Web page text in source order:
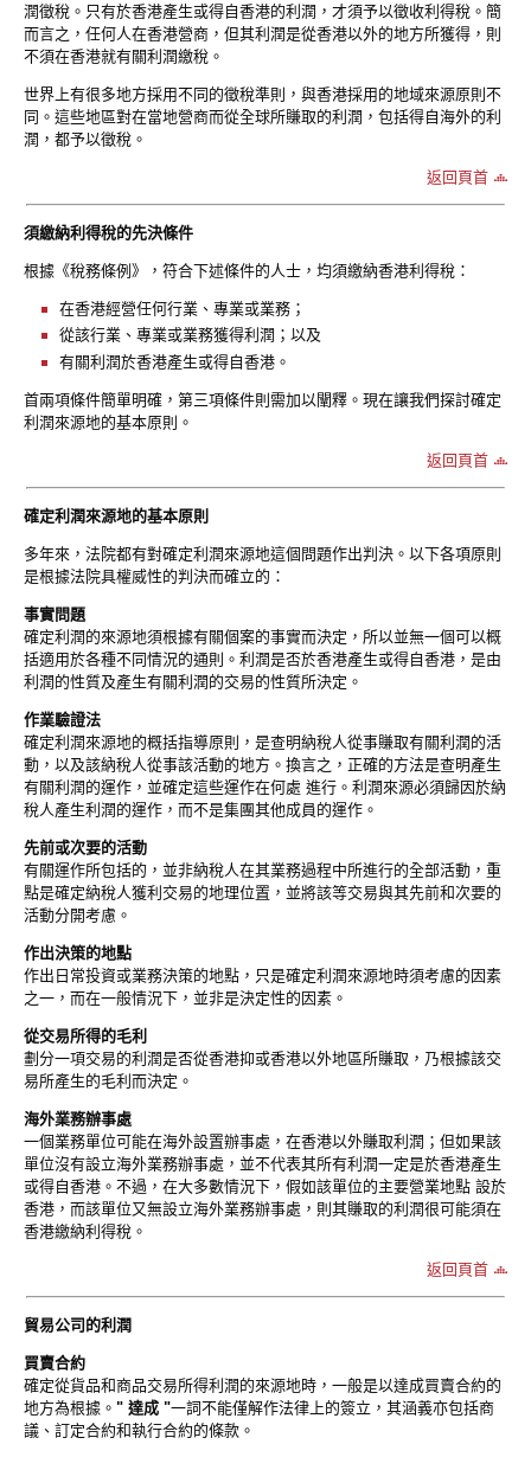
潤徵稅。只有於香港產生或得自香港的利潤，才須予以徵收利得稅。簡
而言之，任何人在香港營商，但其利潤是從香港以外的地方所獲得，則
不須在香港就有關利潤繳稅。
世界上有很多地方採用不同的徵稅準則，與香港採用的地域來源原則不
同。這些地區對在當地營商而從全球所賺取的利潤，包括得自海外的利
潤，都予以徵稅。
返回頁首
須繳納利得稅的先決條件
根據《稅務條例》，符合下述條件的人士，均須繳納香港利得稅：
在香港經營任何行業、專業或業務；
從該行業、專業或業務獲得利潤；以及
有關利潤於香港產生或得自香港。
首兩項條件簡單明確，第三項條件則需加以闡釋。現在讓我們探討確定
利潤來源地的基本原則。
返回頁首
確定利潤來源地的基本原則
多年來，法院都有對確定利潤來源地這個問題作出判決。以下各項原則
是根據法院具權威性的判決而確立的：
事實問題
確定利潤的來源地須根據有關個案的事實而決定，所以並無一個可以概
括適用於各種不同情況的通則。利潤是否於香港產生或得自香港，是由
利潤的性質及產生有關利潤的交易的性質所決定。
作業驗證法
確定利潤來源地的概括指導原則，是查明納稅人從事賺取有關利潤的活
動，以及該納稅人從事該活動的地方。換言之，正確的方法是查明產生
有關利潤的運作，並確定這些運作在何處 進行。利潤來源必須歸因於納
稅人產生利潤的運作，而不是集團其他成員的運作。
先前或次要的活動
有關運作所包括的，並非納稅人在其業務過程中所進行的全部活動，重
點是確定納稅人獲利交易的地理位置，並將該等交易與其先前和次要的
活動分開考慮。
作出決策的地點
作出日常投資或業務決策的地點，只是確定利潤來源地時須考慮的因素
之一，而在一般情況下，並非是決定性的因素。
從交易所得的毛利
劃分一項交易的利潤是否從香港抑或香港以外地區所賺取，乃根據該交
易所產生的毛利而決定。
海外業務辦事處
一個業務單位可能在海外設置辦事處，在香港以外賺取利潤；但如果該
單位沒有設立海外業務辦事處，並不代表其所有利潤一定是於香港產生
或得自香港。不過，在大多數情況下，假如該單位的主要營業地點 設於
香港，而該單位又無設立海外業務辦事處，則其賺取的利潤很可能須在
香港繳納利得稅。
返回頁首
貿易公司的利潤
買賣合約
確定從貨品和商品交易所得利潤的來源地時，一般是以達成買賣合約的
地方為根據。 " 達成 "一詞不能僅解作法律上的簽立，其涵義亦包括商
議、訂定合約和執行合約的條款。